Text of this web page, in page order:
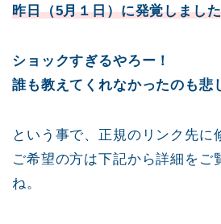
昨日（5月１日）に発覚しまし
ショックすぎるやろー！
誰も教えてくれなかったのも悲
という事で、正規のリンク先に
ご希望の方は下記から詳細をご
ね。